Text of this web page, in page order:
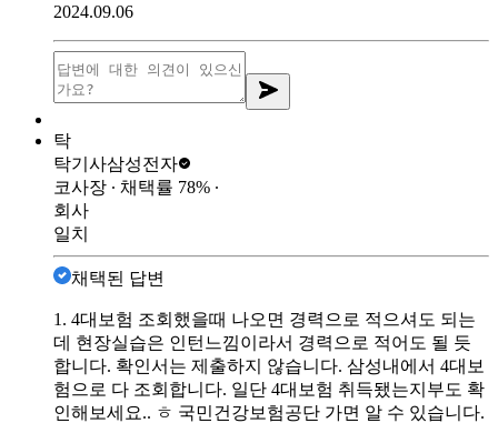
2024.09.06
탁
탁기사삼성전자
코사장 ∙ 채택률 78% ∙
회사
일치
채택된 답변
1. 4대보험 조회했을때 나오면 경력으로 적으셔도 되는
데 현장실습은 인턴느낌이라서 경력으로 적어도 될 듯
합니다. 확인서는 제출하지 않습니다. 삼성내에서 4대보
험으로 다 조회합니다. 일단 4대보험 취득됐는지부도 확
인해보세요.. ㅎ 국민건강보험공단 가면 알 수 있습니다.